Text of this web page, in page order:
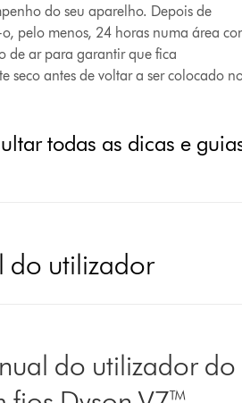
do seu aparelho. Depois de
pelo menos, 24 horas numa área
de ar para garantir que fica
seco antes de voltar a ser colocado
todas as dicas e
do utilizador
do utilizador